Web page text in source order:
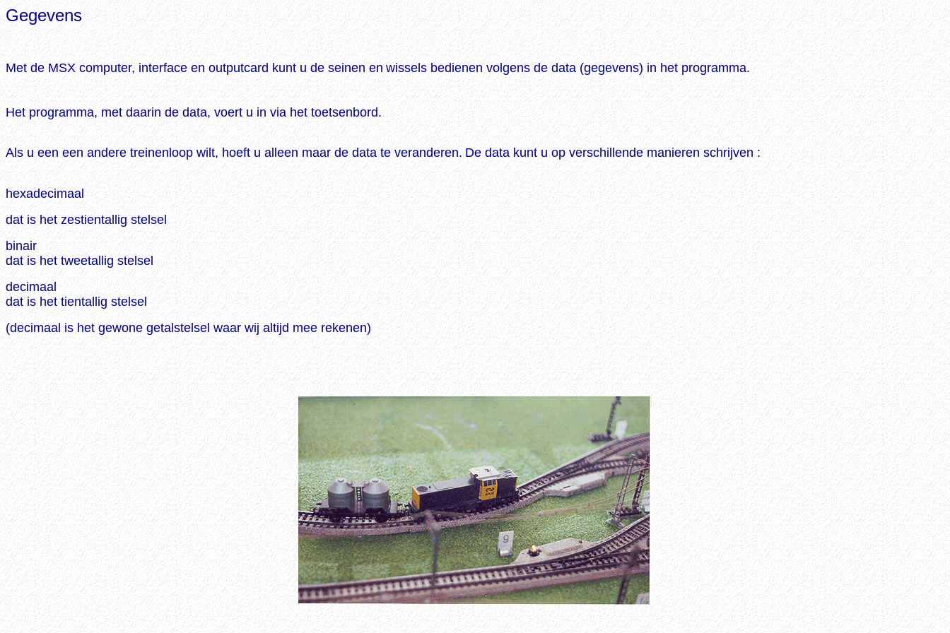
Gegevens
Met de MSX computer, interface en outputcard kunt u de seinen en wissels bedienen volgens de data (gegevens) in het programma.
Het programma, met daarin de data, voert u in via het toetsenbord.
Als u een een andere treinenloop wilt, hoeft u alleen maar de data te veranderen. De data kunt u op verschillende manieren schrijven :
hexadecimaal
dat is het zestientallig stelsel
binair
dat is het tweetallig stelsel
decimaal
dat is het tientallig stelsel
(decimaal is het gewone getalstelsel waar wij altijd mee rekenen)